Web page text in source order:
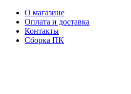
О магазине
Оплата и доставка
Контакты
Сборка ПК